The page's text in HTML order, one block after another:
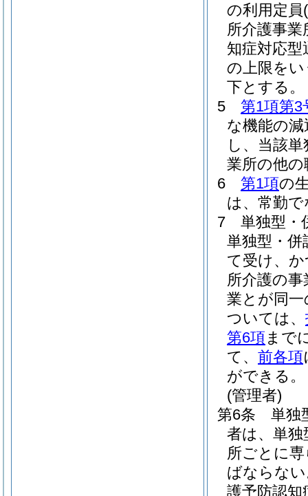
の利用定員
所介護事
知症対応
の上限をい
下とする。
5
第1項第3
な機能の
し、当該
業所の他
6
第1項の
は、常勤
7
単独型・
単独型・併
て受け、
所介護の
業とが同
ついては、
第6項 まで
て、 前各項
ができる。
(管理者)
第6条
単独
者は、単独
所ごとに
ばならな
護予防認知